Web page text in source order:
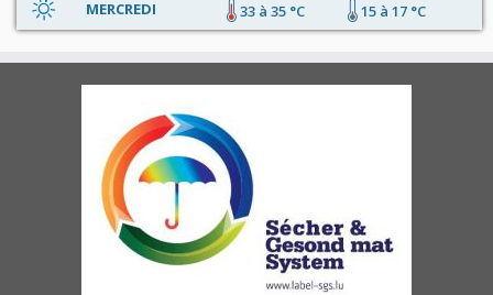
MERCREDI
33 à 35 °C 15 à 17 °C